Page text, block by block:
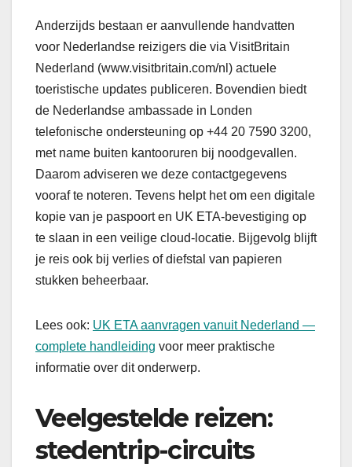
Anderzijds bestaan er aanvullende handvatten
voor Nederlandse reizigers die via VisitBritain
Nederland (www.visitbritain.com/nl) actuele
toeristische updates publiceren. Bovendien biedt
de Nederlandse ambassade in Londen
telefonische ondersteuning op +44 20 7590 3200,
met name buiten kantooruren bij noodgevallen.
Daarom adviseren we deze contactgegevens
vooraf te noteren. Tevens helpt het om een digitale
kopie van je paspoort en UK ETA-bevestiging op
te slaan in een veilige cloud-locatie. Bijgevolg blijft
je reis ook bij verlies of diefstal van papieren
stukken beheerbaar.
Lees ook: UK ETA aanvragen vanuit Nederland —
complete handleiding voor meer praktische
informatie over dit onderwerp.
Veelgestelde reizen:
stedentrip-circuits